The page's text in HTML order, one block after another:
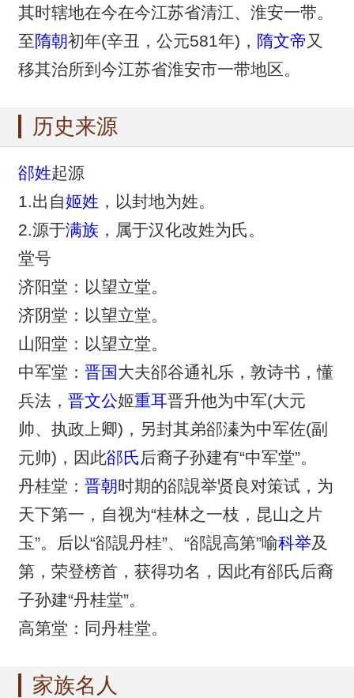
其时辖地在今在今江苏省清江、淮安一带。
至隋朝初年(辛丑，公元581年)， 隋文帝 又
移其治所到今江苏省淮安市一带地区。
历史来源
郤姓起源
1.出自姬姓 ，以封地为姓。
2.源于满族 ，属于汉化改姓为氏。
堂号
济阳堂：以望立堂。
济阴堂：以望立堂。
山阳堂：以望立堂。
中军堂： 晋国大夫郤谷通礼乐，敦诗书，懂
兵法， 晋文公姬重耳晋升他为中军(大元
帅、执政上卿)，另封其弟郤溱为中军佐(副
元帅)，因此郤氏 后裔子孙建有“中军堂”。
丹桂堂： 晋朝时期的郤誢举贤良对策试，为
天下第一，自视为“桂林之一枝，昆山之片
玉”。后以“郤誢丹桂”、“郤誢高第”喻科举及
第，荣登榜首，获得功名，因此有郤氏后裔
子孙建“丹桂堂”。
高第堂：同丹桂堂。
家族名人